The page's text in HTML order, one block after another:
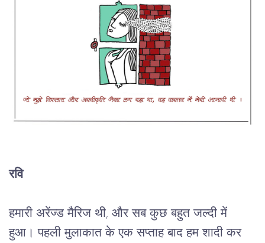
रवि
हमारी अरेंज्ड मैरिज थी, और सब कुछ बहुत जल्दी में
हुआ। पहली मुलाकात के एक सप्ताह बाद हम शादी कर